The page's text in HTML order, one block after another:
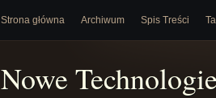
Strona główna Archiwum Spis Treści
Nowe